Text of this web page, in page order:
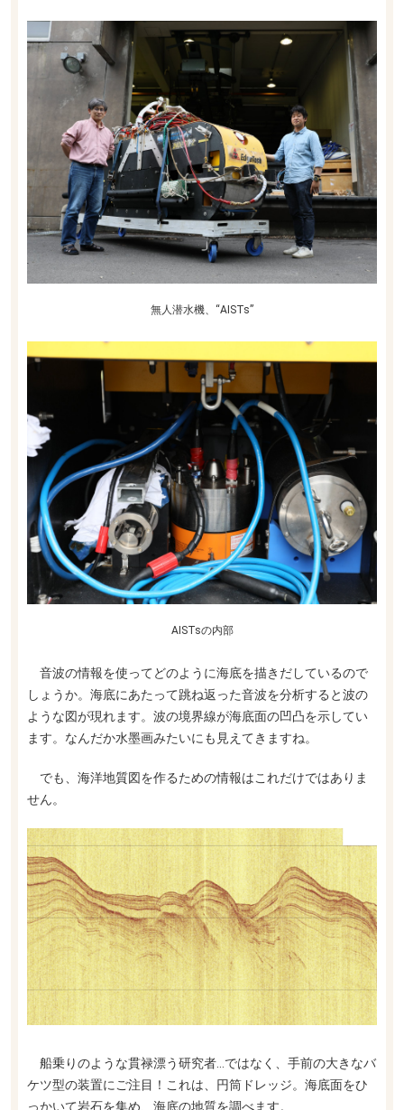
無人潜水機、“AISTs”
AISTsの内部
音波の情報を使ってどのように海底を描きだしているので
しょうか。海底にあたって跳ね返った音波を分析すると波の
ような図が現れます。波の境界線が海底面の凹凸を示してい
ます。なんだか水墨画みたいにも見えてきますね。
でも、海洋地質図を作るための情報はこれだけではありま
せん。
船乗りのような貫禄漂う研究者…ではなく、手前の大きなバ
ケツ型の装置にご注目！これは、円筒ドレッジ。海底面をひ
っかいて岩石を集め、海底の地質を調べます。